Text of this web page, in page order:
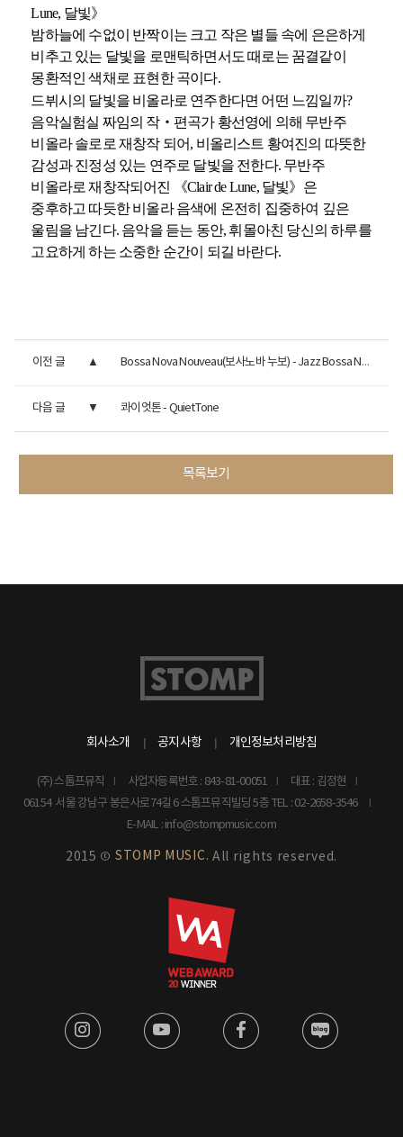
Lune, 달빛》
밤하늘에 수없이 반짝이는 크고 작은 별들 속에 은은하게
비추고 있는 달빛을 로맨틱하면서도 때로는 꿈결같이
몽환적인 색채로 표현한 곡이다.
드뷔시의 달빛을 비올라로 연주한다면 어떤 느낌일까?
음악실험실 짜임의 작‧편곡가 황선영에 의해 무반주
비올라 솔로로 재창작 되어, 비올리스트 황여진의 따뜻한
감성과 진정성 있는 연주로 달빛을 전한다. 무반주
비올라로 재창작되어진 《Clair de Lune, 달빛》은
중후하고 따듯한 비올라 음색에 온전히 집중하여 깊은
울림을 남긴다. 음악을 듣는 동안, 휘몰아친 당신의 하루를
고요하게 하는 소중한 순간이 되길 바란다.
이전 글 Bossa Nova Nouveau(보사노바 누보) - Jazz Bossa Nova
다음 글 콰이엇톤 - QuietTone
목록보기
회사소개 공지사항 개인정보처리방침
(주) 스톰프뮤직 사업자등록번호 : 843-81-00051
대표 : 김정현
06154 서울 강남구 봉은사로74길 6 스톰프뮤직빌딩 5층 TEL : 02-2658-3546
E-MAIL : info@stompmusic.com
2015 © STOMP MUSIC. All rights reserved.